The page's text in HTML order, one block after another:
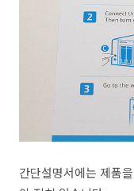
간단설명서에는 제품